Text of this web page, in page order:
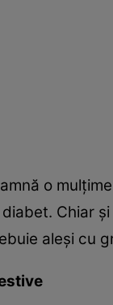
o
Chiar
aleşi cu